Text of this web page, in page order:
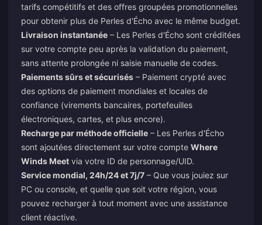
tarifs compétitifs et des offres groupées promotionnelles
pour obtenir plus de Perles d'Écho avec le même budget.
Livraison instantanée – Les Perles d'Écho sont créditées
sur votre compte peu après la validation du paiement,
sans attente prolongée ni saisie manuelle de codes.
Paiements sûrs et sécurisés – Paiement crypté avec
des options de paiement mondiales et locales de
confiance (virements bancaires, portefeuilles
électroniques, cartes, et plus encore).
Recharge par méthode officielle – Les Perles d'Écho
sont ajoutées directement sur votre compte Where
Winds Meet via votre ID de personnage/UID.
Service mondial, 24h/24 et 7j/7 – Que vous jouiez sur
PC ou console, et quelle que soit votre région, vous
pouvez recharger à tout moment avec une assistance
client réactive.